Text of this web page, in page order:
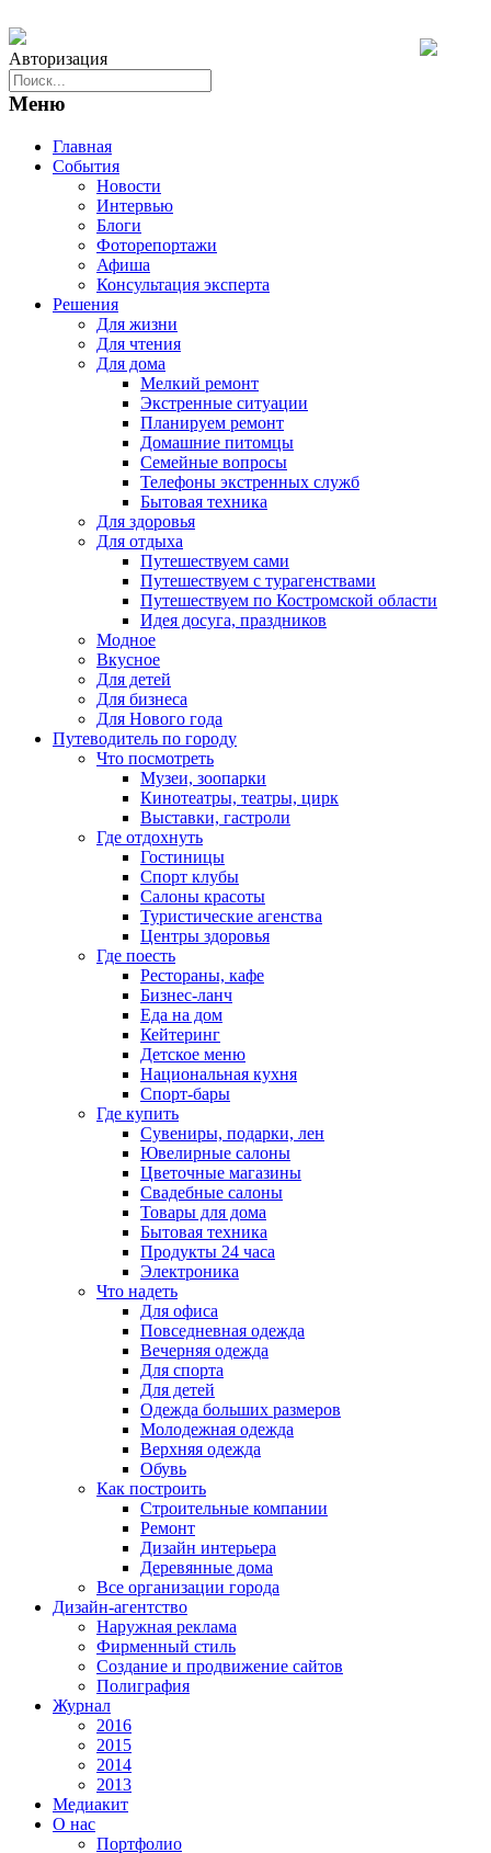
Авторизация
Меню
Главная
События
Новости
Интервью
Блоги
Фоторепортажи
Афиша
Консультация эксперта
Решения
Для жизни
Для чтения
Для дома
Мелкий ремонт
Экстренные ситуации
Планируем ремонт
Домашние питомцы
Семейные вопросы
Телефоны экстренных служб
Бытовая техника
Для здоровья
Для отдыха
Путешествуем сами
Путешествуем с турагенствами
Путешествуем по Костромской области
Идея досуга, праздников
Модное
Вкусное
Для детей
Для бизнеса
Для Нового года
Путеводитель по городу
Что посмотреть
Музеи, зоопарки
Кинотеатры, театры, цирк
Выставки, гастроли
Где отдохнуть
Гостиницы
Спорт клубы
Салоны красоты
Туристические агенства
Центры здоровья
Где поесть
Рестораны, кафе
Бизнес-ланч
Еда на дом
Кейтеринг
Детское меню
Национальная кухня
Спорт-бары
Где купить
Сувениры, подарки, лен
Ювелирные салоны
Цветочные магазины
Свадебные салоны
Товары для дома
Бытовая техника
Продукты 24 часа
Электроника
Что надеть
Для офиса
Повседневная одежда
Вечерняя одежда
Для спорта
Для детей
Одежда больших размеров
Молодежная одежда
Верхняя одежда
Обувь
Как построить
Строительные компании
Ремонт
Дизайн интерьера
Деревянные дома
Все организации города
Дизайн-агентство
Наружная реклама
Фирменный стиль
Создание и продвижение сайтов
Полиграфия
Журнал
2016
2015
2014
2013
Медиакит
О нас
Портфолио